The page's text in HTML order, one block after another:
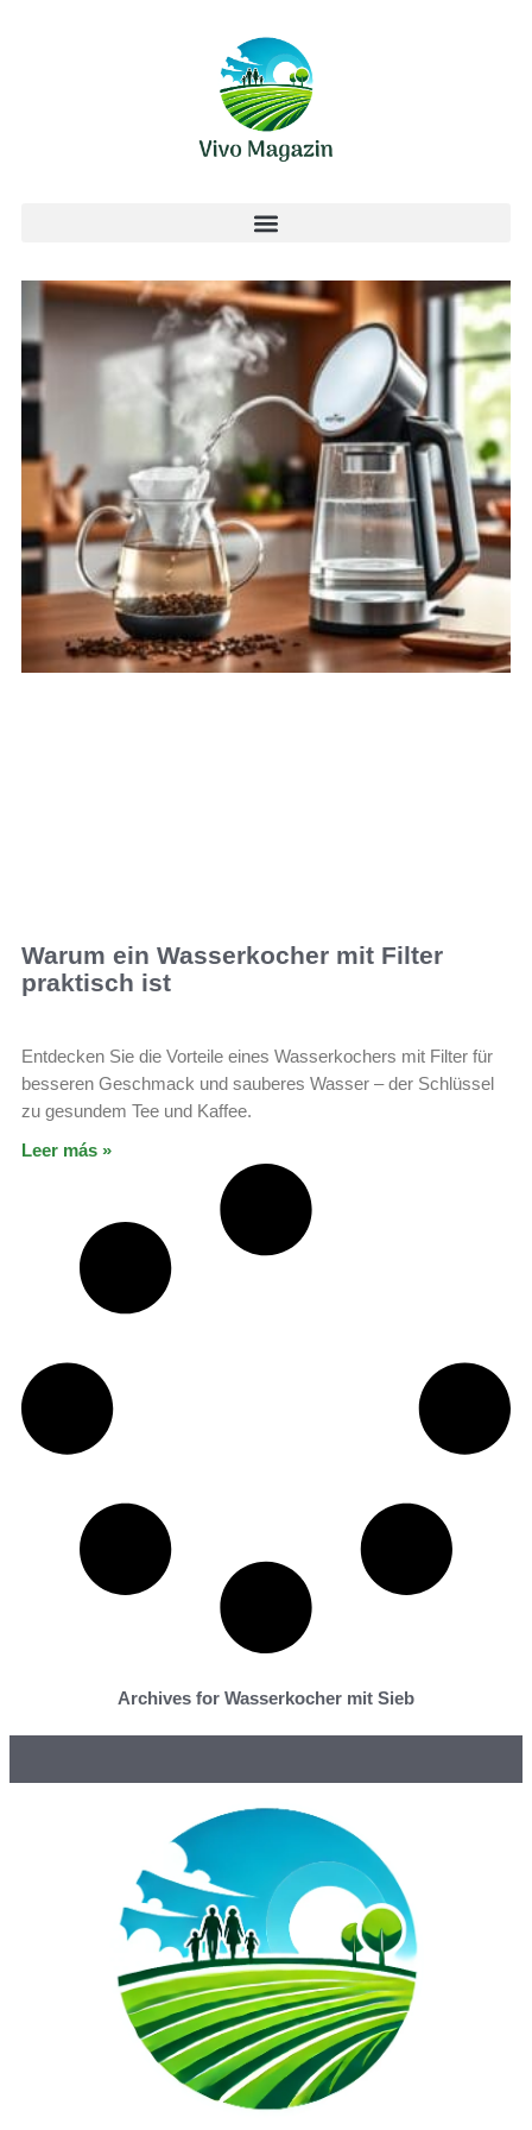
Warum ein Wasserkocher mit Filter
praktisch ist
Entdecken Sie die Vorteile eines Wasserkochers mit Filter für
besseren Geschmack und sauberes Wasser – der Schlüssel
zu gesundem Tee und Kaffee.
Leer más »
Archives for Wasserkocher mit Sieb